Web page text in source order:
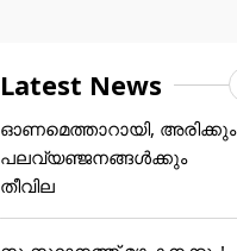
Latest News
ഓണമെത്താറായി, അരിക്കും
പലവ്യഞ്ജനങ്ങൾക്കും
തീവില